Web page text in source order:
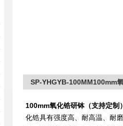
SP-YHGYB-100MM100mm
100mm氧化锆研钵（支持定制
化锆具有强度高、耐高温、耐